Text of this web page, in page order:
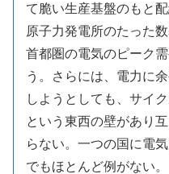
て脆い生産基盤のもと
原子力発電所のたった
首都圏の電気のピーク
う。さらには、電力に
しようとしても、サイ
という東西の壁があり
らない。一つの国に電
でもほとんど例がない。